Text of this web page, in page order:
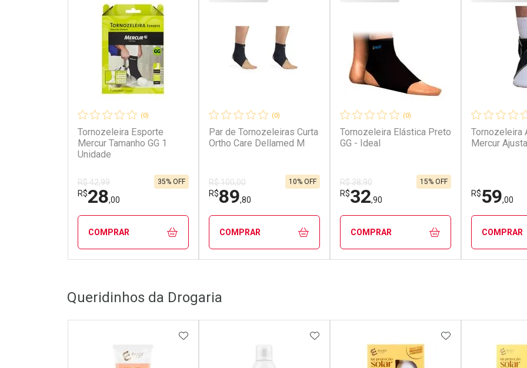
(0)
Tornozeleira Esporte
Mercur Tamanho GG 1
Unidade
R$ 42,99
R$28,00
35% OFF
COMPRAR
Laboratório
Por Menos
(0)
Par de Tornozeleiras Curta
Ortho Care Dellamed M
R$ 100,00
R$89,80
10% OFF
COMPRAR
Laboratório
Por Menos
(0)
Tornozeleira Elástica Preto
GG - Ideal
R$ 38,90
R$32,90
15% OFF
COMPRAR
Tornozeleira Ajustavel -
Mercur
R$59,00
COMPRAR
Queridinhos da Drogaria
ADICIONAR AOS FAVORITOSADICIONAR AOS FAVORITOSADICIONAR AOS